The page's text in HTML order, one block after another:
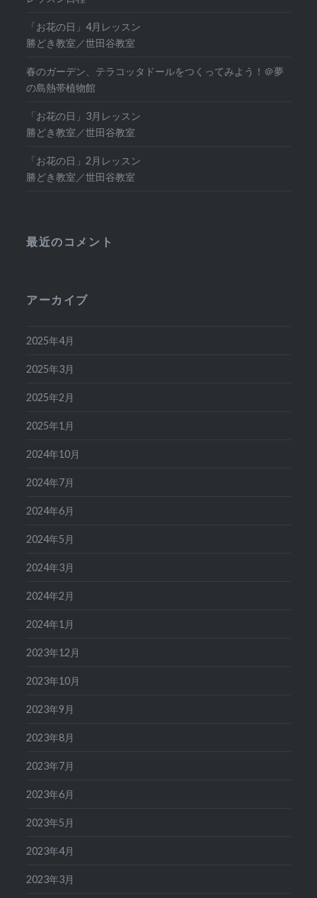
「お花の日」4月レッスン
勝どき教室／世田谷教室
春のガーデン、テラコッタドールをつくってみよう！＠夢
の島熱帯植物館
「お花の日」3月レッスン
勝どき教室／世田谷教室
「お花の日」2月レッスン
勝どき教室／世田谷教室
最近のコメント
アーカイブ
2025年4月
2025年3月
2025年2月
2025年1月
2024年10月
2024年7月
2024年6月
2024年5月
2024年3月
2024年2月
2024年1月
2023年12月
2023年10月
2023年9月
2023年8月
2023年7月
2023年6月
2023年5月
2023年4月
2023年3月